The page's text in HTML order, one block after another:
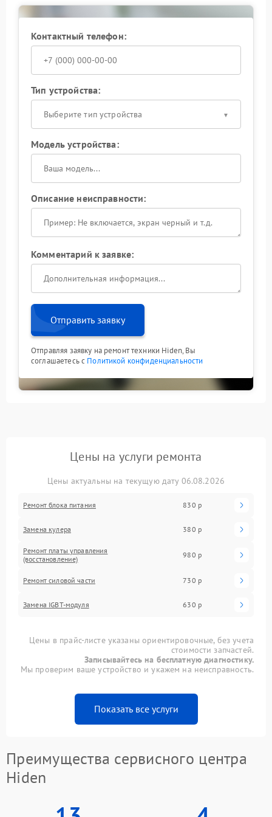
При обнаружении сильного нагрева прекратите
использование ИБП и запланируйте визит в сервис
для комплексной проверки системы охлаждения.
Контактный телефон:
Тип устройства:
Выберите тип устройства
Модель устройства:
Описание неисправности:
Комментарий к заявке:
Отправить заявку
Отправляя заявку на ремонт техники Hiden, Вы
соглашаетесь с Политикой конфиденциальности
Цены на услуги ремонта
Цены актуальны на текущую дату 06.08.2026
Ремонт блока питания 830 р
Замена кулера 380 р
Ремонт платы управления
(восстановление)
980 р
Ремонт силовой части 730 р
Замена IGBT-модуля 630 р
Цены в прайс-листе указаны ориентировочные, без учета
стоимости запчастей.
Записывайтесь на бесплатную диагностику.
Мы проверим ваше устройство и укажем на неисправность.
Показать все услуги
Преимущества сервисного центра
Hiden